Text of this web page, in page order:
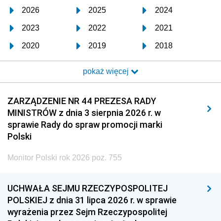
2026 2025 2024
2023 2022 2021
2020 2019 2018
2017 2016 2015
2014 2013 2012
2011 2010 2009
2008 2007 2006
2005
1996 1995 1994
1993 1992 1991
pokaż więcej
ZARZĄDZENIE NR 44 PREZESA RADY
MINISTRÓW z dnia 3 sierpnia 2026 r. w
sprawie Rady do spraw promocji marki
Polski
Monitor Polski rok 2026 poz. 755
UCHWAŁA SEJMU RZECZYPOSPOLITEJ
POLSKIEJ z dnia 31 lipca 2026 r. w sprawie
wyrażenia przez Sejm Rzeczypospolitej